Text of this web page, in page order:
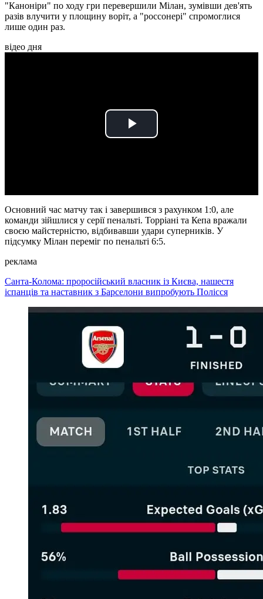
"Каноніри" по ходу гри перевершили Мілан, зумівши дев'ять
разів влучити у площину воріт, а "россонері" спромоглися
лише один раз.
відео дня
Play
Основний час матчу так і завершився з рахунком 1:0, але
команди зійшлися у серії пенальті. Торріані та Кепа вражали
своєю майстерністю, відбивавши удари суперників. У
підсумку Мілан переміг по пенальті 6:5.
реклама
Санта-Колома: проросійський власник із Києва, нашестя
іспанців та наставник з Барселони випробують Полісся